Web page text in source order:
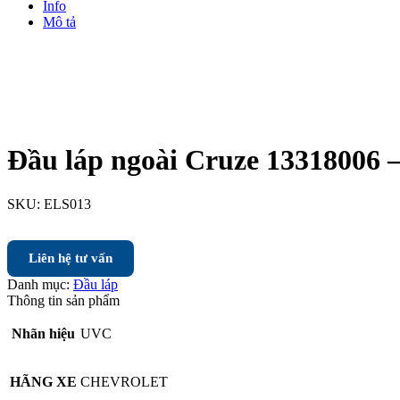
Info
Mô tả
Đầu láp ngoài Cruze 13318006
SKU: ELS013
Liên hệ tư vấn
Danh mục: Đầu láp
Thông tin sản phẩm
Nhãn hiệu UVC
HÃNG XE CHEVROLET